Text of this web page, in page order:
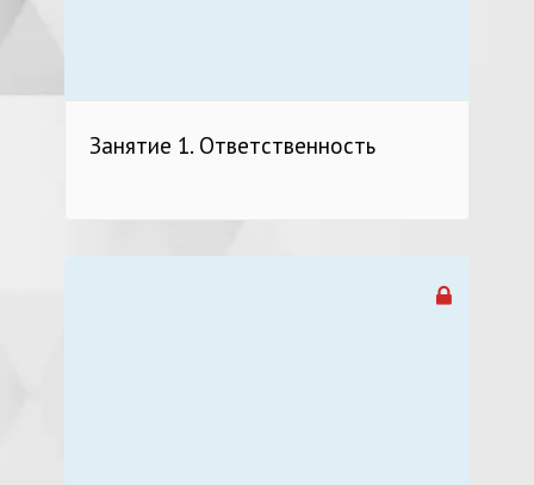
Занятие 1. Ответственность